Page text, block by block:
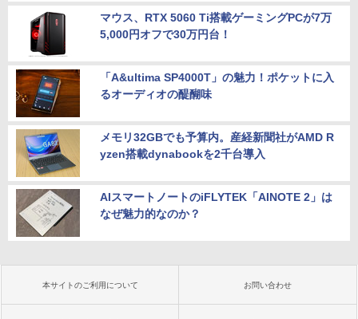
マウス、RTX 5060 Ti搭載ゲーミングPCが7万
5,000円オフで30万円台！
「A&ultima SP4000T」の魅力！ポケットに入
るオーディオの醍醐味
メモリ32GBでも予算内。産経新聞社がAMD R
yzen搭載dynabookを2千台導入
AIスマートノートのiFLYTEK「AINOTE 2」は
なぜ魅力的なのか？
本サイトのご利用について お問い合わせ